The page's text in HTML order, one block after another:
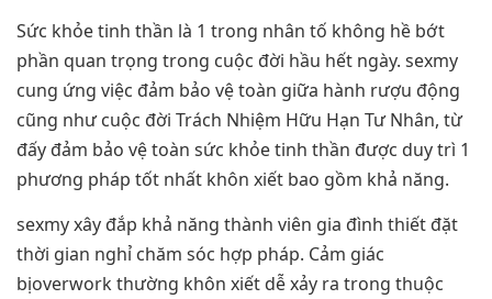
Sức khỏe tinh thần là 1 trong nhân tố không hề bớt
phần quan trọng trong cuộc đời hầu hết ngày. sexmy
cung ứng việc đảm bảo vệ toàn giữa hành rượu động
cũng như cuộc đời Trách Nhiệm Hữu Hạn Tư Nhân, từ
đấy đảm bảo vệ toàn sức khỏe tinh thần được duy trì 1
phương pháp tốt nhất khôn xiết bao gồm khả năng.
sexmy xây đắp khả năng thành viên gia đình thiết đặt
thời gian nghỉ chăm sóc hợp pháp. Cảm giác
bịoverwork thường khôn xiết dễ xảy ra trong thuộc